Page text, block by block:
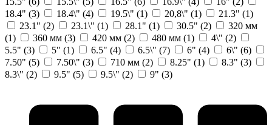
18.4" (3) 18.4\" (4) 19.5\" (1) 20,8\" (1) 21.3" (1)
23.1" (2) 23.1\" (1) 28.1" (1) 30.5" (2)
320 мм
(1)
360 мм (3) 420 мм (2) 480 мм (1) 4\" (2)
5.5" (3) 5" (1) 6.5" (4) 6.5\" (7) 6" (4) 6\" (6)
7.50" (5) 7.50\" (3) 710 мм (2) 8.25" (1) 8.3" (3)
8.3\" (2) 9.5" (5) 9.5\" (2) 9" (3)